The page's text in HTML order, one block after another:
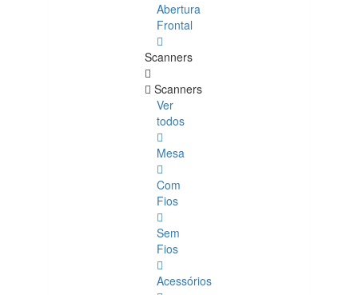
Abertura
Frontal
Scanners
Scanners
Ver
todos
Mesa
Com
Fios
Sem
Fios
Acessórios